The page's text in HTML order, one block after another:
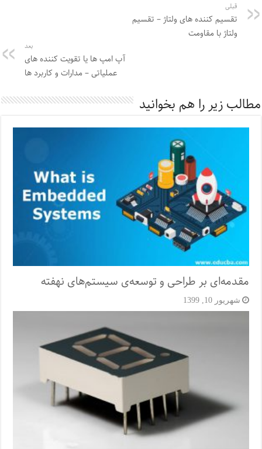
قبلی
تقسیم‌ کننده‌ های ولتاژ – تقسیم
ولتاژ با مقاومت
بعد
آپ امپ ها یا تقویت کننده های
عملیاتی – مدارات و کاربرد ها
مطالب زیر را هم بخوانید
مقدمه‌‌ای بر طراحی و توسعه‌ی سیستم‌های نهفته
شهریور 10, 1399